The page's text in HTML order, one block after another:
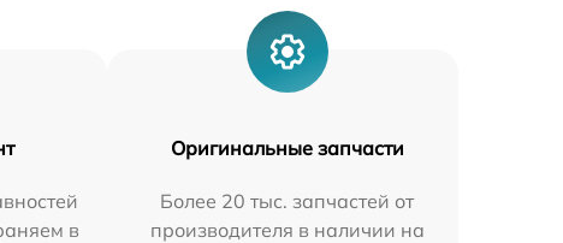
в
Оригинальные запчасти
Более 20 тыс. запчастей от
производителя в наличии на